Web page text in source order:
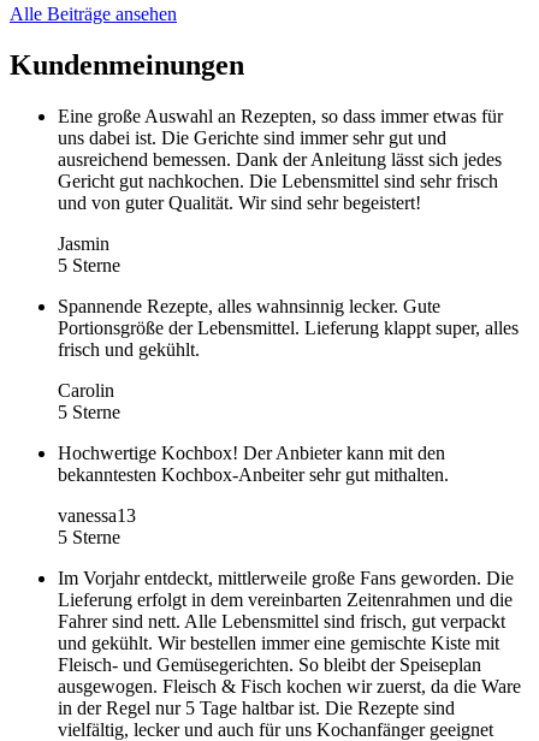
Alle Beiträge ansehen
Kundenmeinungen
Eine große Auswahl an Rezepten, so dass immer etwas für
uns dabei ist. Die Gerichte sind immer sehr gut und
ausreichend bemessen. Dank der Anleitung lässt sich jedes
Gericht gut nachkochen. Die Lebensmittel sind sehr frisch
und von guter Qualität. Wir sind sehr begeistert!
Jasmin
5 Sterne
Spannende Rezepte, alles wahnsinnig lecker. Gute
Portionsgröße der Lebensmittel. Lieferung klappt super, alles
frisch und gekühlt.
Carolin
5 Sterne
Hochwertige Kochbox! Der Anbieter kann mit den
bekanntesten Kochbox-Anbeiter sehr gut mithalten.
vanessa13
5 Sterne
Im Vorjahr entdeckt, mittlerweile große Fans geworden. Die
Lieferung erfolgt in dem vereinbarten Zeitenrahmen und die
Fahrer sind nett. Alle Lebensmittel sind frisch, gut verpackt
und gekühlt. Wir bestellen immer eine gemischte Kiste mit
Fleisch- und Gemüsegerichten. So bleibt der Speiseplan
ausgewogen. Fleisch & Fisch kochen wir zuerst, da die Ware
in der Regel nur 5 Tage haltbar ist. Die Rezepte sind
vielfältig, lecker und auch für uns Kochanfänger geeignet